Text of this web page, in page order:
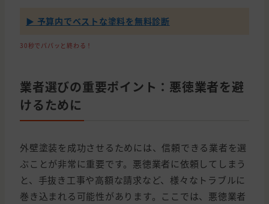
▶ 予算内でベストな塗料を無料診断
30秒でパパッと終わる！
業者選びの重要ポイント：悪徳業者を避
けるために
外壁塗装を成功させるためには、信頼できる業者を選
ぶことが非常に重要です。悪徳業者に依頼してしまう
と、手抜き工事や高額な請求など、様々なトラブルに
巻き込まれる可能性があります。ここでは、悪徳業者